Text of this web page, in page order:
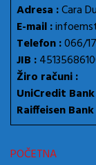
Adresa :Cara
E-mail :
Telefon :066/
JIB :
Žiro računi :
UniCredit Bank
Raiffeisen
POČETNA